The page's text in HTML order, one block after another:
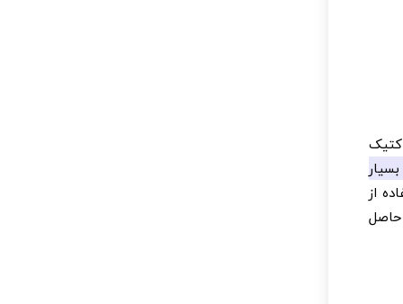
از
حاصل